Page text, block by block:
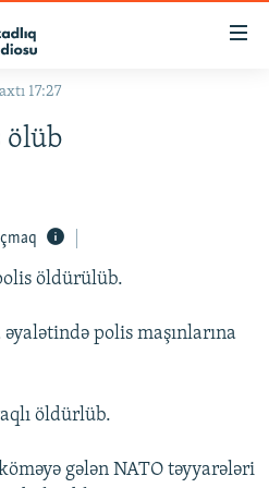
17:27
ölüb
öldürülüb.
polis maşınlarına
öldürlüb.
gələn NATO təyyarələri